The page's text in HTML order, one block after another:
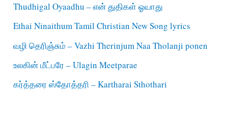
Thudhigal Oyaadhu – என் துதிகள் ஓயாது
Ethai Ninaithum Tamil Christian New Song lyrics
வழி தெரிஞ்சும் – Vazhi Therinjum Naa Tholanji ponen
உலகின் மீட்பரே – Ulagin Meetparae
கர்த்தரை ஸ்தோத்தரி – Kartharai Sthothari